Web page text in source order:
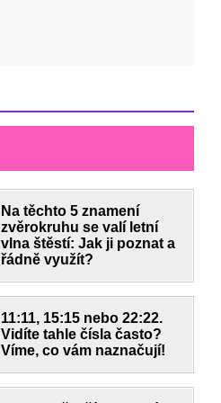
Na těchto 5 znamení
zvěrokruhu se valí letní
vlna štěstí: Jak ji poznat a
řádně využít?
11:11, 15:15 nebo 22:22.
Vidíte tahle čísla často?
Víme, co vám naznačují!